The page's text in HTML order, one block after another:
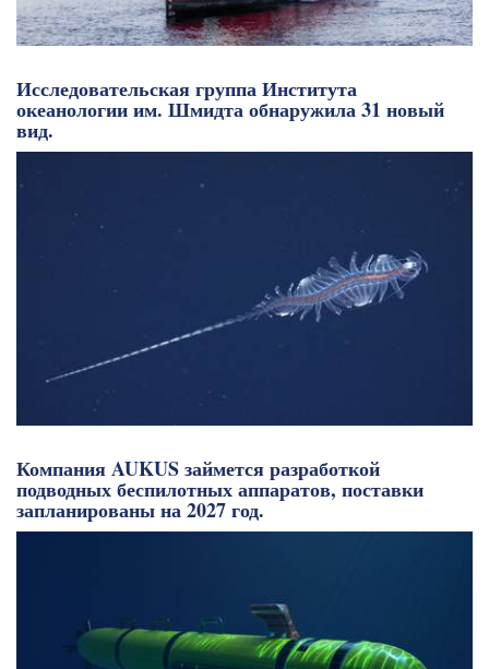
Исследовательская группа Института
океанологии им. Шмидта обнаружила 31 новый
вид.
Компания AUKUS займется разработкой
подводных беспилотных аппаратов, поставки
запланированы на 2027 год.